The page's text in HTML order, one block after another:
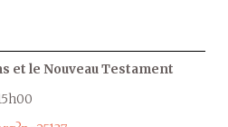
et le Nouveau Testament